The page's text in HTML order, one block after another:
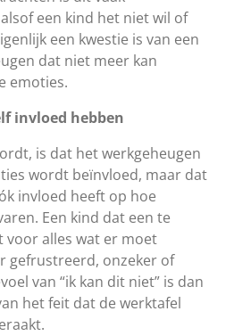
een kind het niet wil of
een kwestie is van een
dat niet meer kan
emoties.
invloed hebben
is dat het werkgeheugen
wordt beïnvloed, maar dat
invloed heeft op hoe
Een kind dat een te
voor alles wat er moet
gefrustreerd, onzeker of
van “ik kan dit niet” is dan
het feit dat de werktafel